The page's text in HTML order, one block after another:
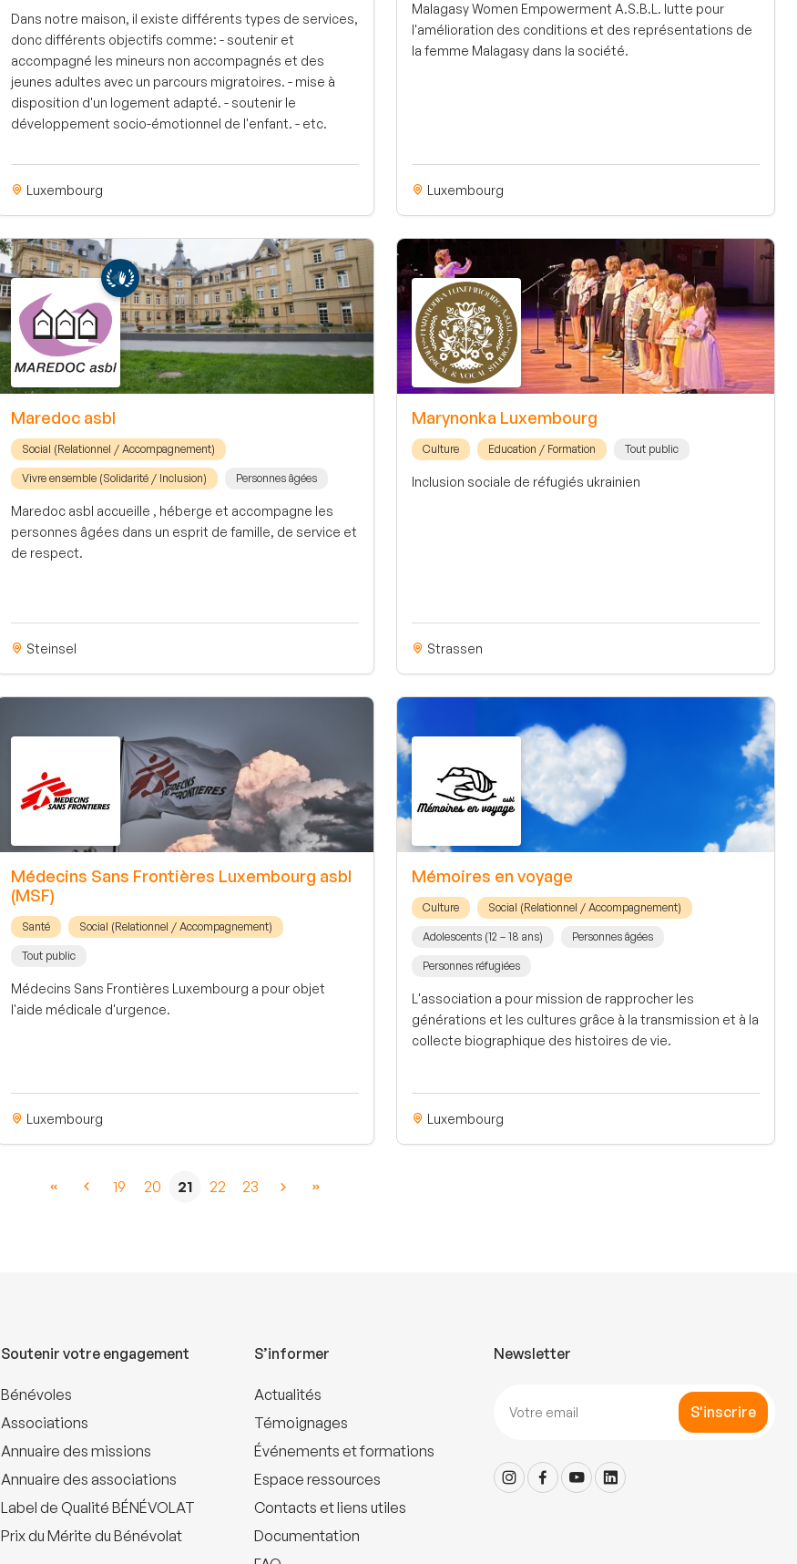
Dans notre maison, il existe différents types de services,
donc différents objectifs comme: - soutenir et
accompagné les mineurs non accompagnés et des
jeunes adultes avec un parcours migratoires. - mise à
disposition d'un logement adapté. - soutenir le
développement socio-émotionnel de l'enfant. - etc.
Luxembourg
Malagasy Women Empowerment A.S.B.L. lutte pour
l'amélioration des conditions et des représentations de
la femme Malagasy dans la société.
Luxembourg
Maredoc asbl
Social (Relationnel / Accompagnement)
Vivre ensemble (Solidarité / Inclusion) Personnes âgées
Maredoc asbl accueille , héberge et accompagne les
personnes âgées dans un esprit de famille, de service et
de respect.
Steinsel
Marynonka Luxembourg
Culture Education / Formation Tout public
Inclusion sociale de réfugiés ukrainien
Strassen
Médecins Sans Frontières Luxembourg asbl
(MSF)
Santé Social (Relationnel / Accompagnement)
Tout public
Médecins Sans Frontières Luxembourg a pour objet
l'aide médicale d'urgence.
Luxembourg
Mémoires en voyage
Culture Social (Relationnel / Accompagnement)
Adolescents (12 – 18 ans) Personnes âgées
Personnes réfugiées
L'association a pour mission de rapprocher les
générations et les cultures grâce à la transmission et à la
collecte biographique des histoires de vie.
Luxembourg
19 20 21 22 23
Soutenir votre engagement
Bénévoles
Associations
Annuaire des missions
Annuaire des associations
Label de Qualité BÉNÉVOLAT
Prix du Mérite du Bénévolat
S’informer
Actualités
Témoignages
Événements et formations
Espace ressources
Contacts et liens utiles
Documentation
Newsletter
S'inscrire